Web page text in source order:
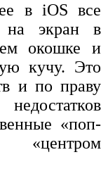
в iOS все
на экран в
окошке и
кучу. Это
и по праву
«поп-